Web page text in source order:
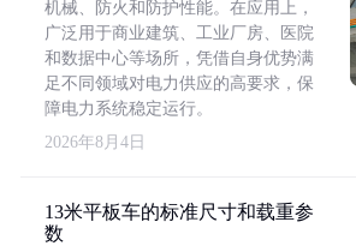
机械、防火和防护性能。在应用上，
广泛用于商业建筑、工业厂房、医院
和数据中心等场所，凭借自身优势满
足不同领域对电力供应的高要求，保
障电力系统稳定运行。
2026年8月4日
13米平板车的标准尺寸和载重参
数